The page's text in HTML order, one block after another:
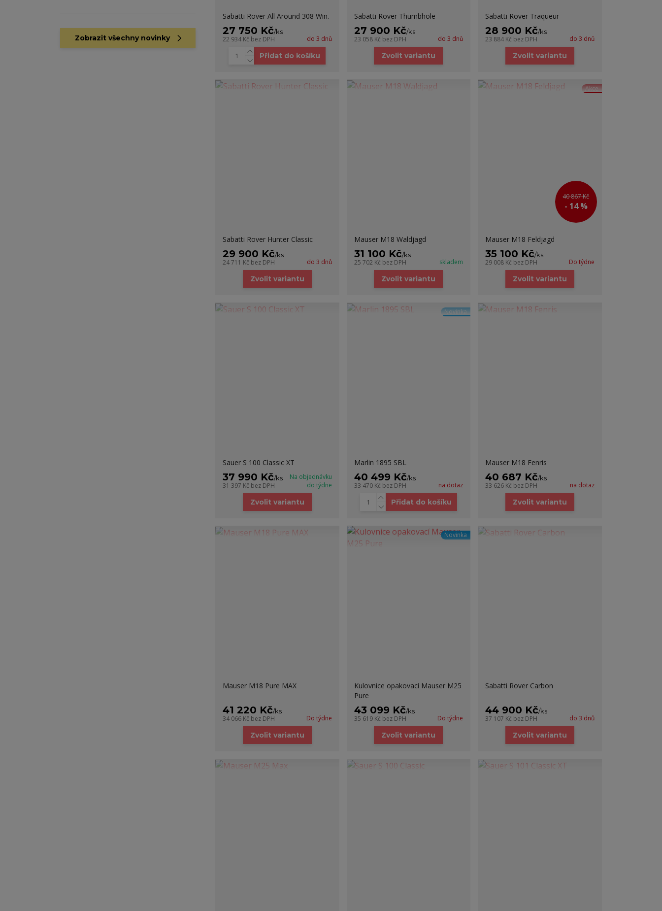
Sabatti Rover All Around 308 Win.
27 750 Kč/ks
22 934 Kč bez DPH do 3 dnů
Přidat do košíku
Sabatti Rover Thumbhole
27 900 Kč/ks
23 058 Kč bez DPH do 3 dnů
Zvolit variantu
Sabatti Rover Traqueur
28 900 Kč/ks
23 884 Kč bez DPH do 3 dnů
Zvolit variantu
Sabatti Rover Hunter Classic
29 900 Kč/ks
24 711 Kč bez DPH do 3 dnů
Zvolit variantu
Mauser M18 Waldjagd
31 100 Kč/ks
25 702 Kč bez DPH skladem
Zvolit variantu
Akce
40 867 Kč
- 14 %
Mauser M18 Feldjagd
35 100 Kč/ks
29 008 Kč bez DPH Do týdne
Zvolit variantu
Sauer S 100 Classic XT
37 990 Kč/ks
31 397 Kč bez DPH
Na objednávku
do týdne
Zvolit variantu
Novinka
Marlin 1895 SBL
40 499 Kč/ks
33 470 Kč bez DPH na dotaz
Přidat do košíku
Mauser M18 Fenris
40 687 Kč/ks
33 626 Kč bez DPH na dotaz
Zvolit variantu
Mauser M18 Pure MAX
41 220 Kč/ks
34 066 Kč bez DPH Do týdne
Zvolit variantu
Novinka
Kulovnice opakovací Mauser M25
Pure
43 099 Kč/ks
35 619 Kč bez DPH Do týdne
Zvolit variantu
Sabatti Rover Carbon
44 900 Kč/ks
37 107 Kč bez DPH do 3 dnů
Zvolit variantu
Zobrazit všechny novinky